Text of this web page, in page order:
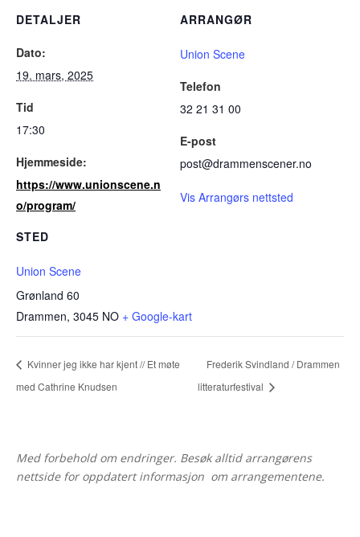
DETALJER
Dato:
19. mars, 2025
Tid
17:30
Hjemmeside:
https://www.unionscene.n
o/program/
STED
Union Scene
Grønland 60
Drammen, 3045 NO + Google-kart
ARRANGØR
Union Scene
Telefon
32 21 31 00
E-post
post@drammenscener.no
Vis Arrangørs nettsted
Kvinner jeg ikke har kjent // Et møte
med Cathrine Knudsen
Frederik Svindland / Drammen
litteraturfestival
Med forbehold om endringer. Besøk alltid arrangørens
nettside for oppdatert informasjon om arrangementene.